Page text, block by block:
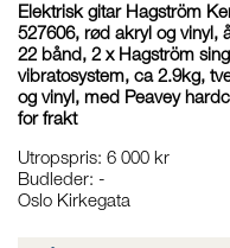
Elektrisk gitar Hagström
527606, rød akryl og vinyl,
22 bånd, 2 x Hagström
vibratosystem, ca 2.9kg,
og vinyl, med Peavey
for frakt
Utropspris: 6 000 kr
Budleder: -
Oslo Kirkegata